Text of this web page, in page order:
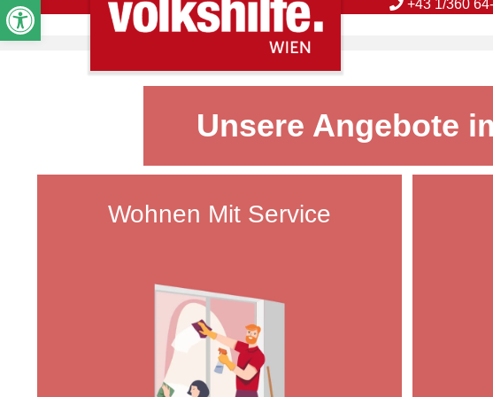
+43 1/360
Unsere Angebote
Wohnen Mit Service